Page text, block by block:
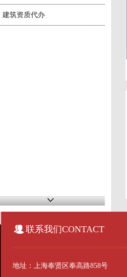
建筑资质代办
联系我们CONTACT
地址：上海奉贤区奉高路858号